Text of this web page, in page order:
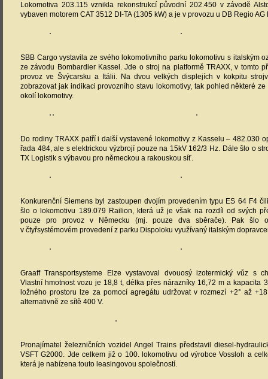
Lokomotiva 203.115 vznikla rekonstrukcí původní 202.450 v závodě
vybaven motorem CAT 3512 DI-TA (1305 kW) a je v provozu u DB Regio AG
SBB Cargo vystavila ze svého lokomotivního parku lokomotivu s italským
ze závodu Bombardier Kassel. Jde o stroj na platformě TRAXX, v tomto
provoz ve Švýcarsku a Itálii. Na dvou velkých displejích v kokpitu
zobrazovat jak indikaci provozního stavu lokomotivy, tak pohled některé
okolí lokomotivy.
Do rodiny TRAXX patří i další vystavené lokomotivy z Kasselu – 482.030
řada 484, ale s elektrickou výzbrojí pouze na 15kV 162/3 Hz. Dále šlo o
TX Logistik s výbavou pro německou a rakouskou síť.
Konkurenční Siemens byl zastoupen dvojím provedením typu ES 64 F4
šlo o lokomotivu 189.079 Railion, která už je však na rozdíl od svých
pouze pro provoz v Německu (mj. pouze dva sběrače). Pak šlo
v čtyřsystémovém provedení z parku Dispoloku využívaný italským
Graaff Transportsysteme Elze vystavoval dvouosý izotermický vůz s
Vlastní hmotnost vozu je 18,8 t, délka přes nárazníky 16,72 m a kapacita
ložného prostoru lze za pomocí agregátu udržovat v rozmezí +2° až
alternativně ze sítě 400 V.
Pronajímatel železničních vozidel Angel Trains představil diesel-
VSFT G2000. Jde celkem již o 100. lokomotivu od výrobce Vossloh a
která je nabízena touto leasingovou společností.